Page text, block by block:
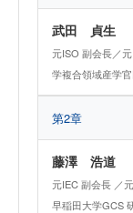
武田 貞生
元ISO 副会長／
学複合領域産学
第2章
藤澤 浩道
元IEC 副会長 ／
早稲田大学GCS